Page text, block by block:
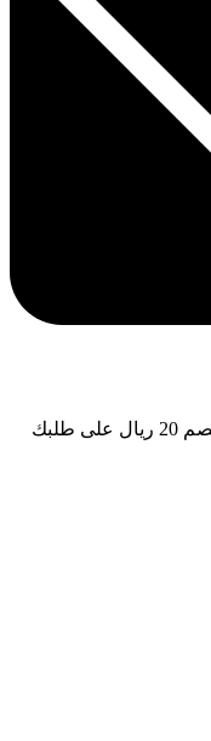
خصم 20 ريال على طلبك